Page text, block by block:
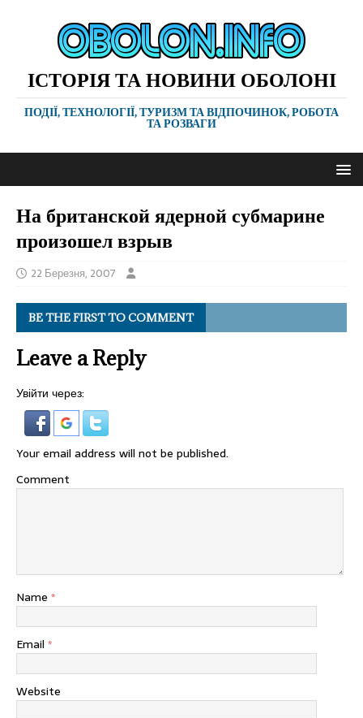
ІСТОРІЯ ТА НОВИНИ ОБОЛОНІ
ПОДІЇ, ТЕХНОЛОГІЇ, ТУРИЗМ ТА ВІДПОЧИНОК, РОБОТА
ТА РОЗВАГИ
На британской ядерной субмарине
произошел взрыв
22 Березня, 2007
BE THE FIRST TO COMMENT
Leave a Reply
Увійти через:
Your email address will not be published.
Comment
Name *
Email *
Website